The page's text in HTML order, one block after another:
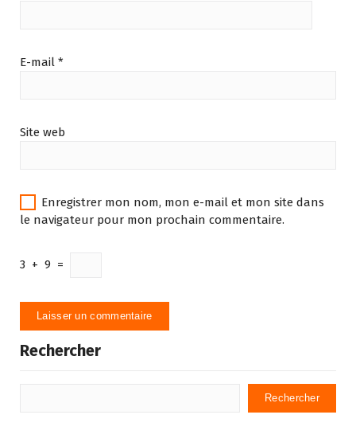
E-mail *
Site web
Enregistrer mon nom, mon e-mail et mon site dans
le navigateur pour mon prochain commentaire.
3 + 9 =
Rechercher
Rechercher